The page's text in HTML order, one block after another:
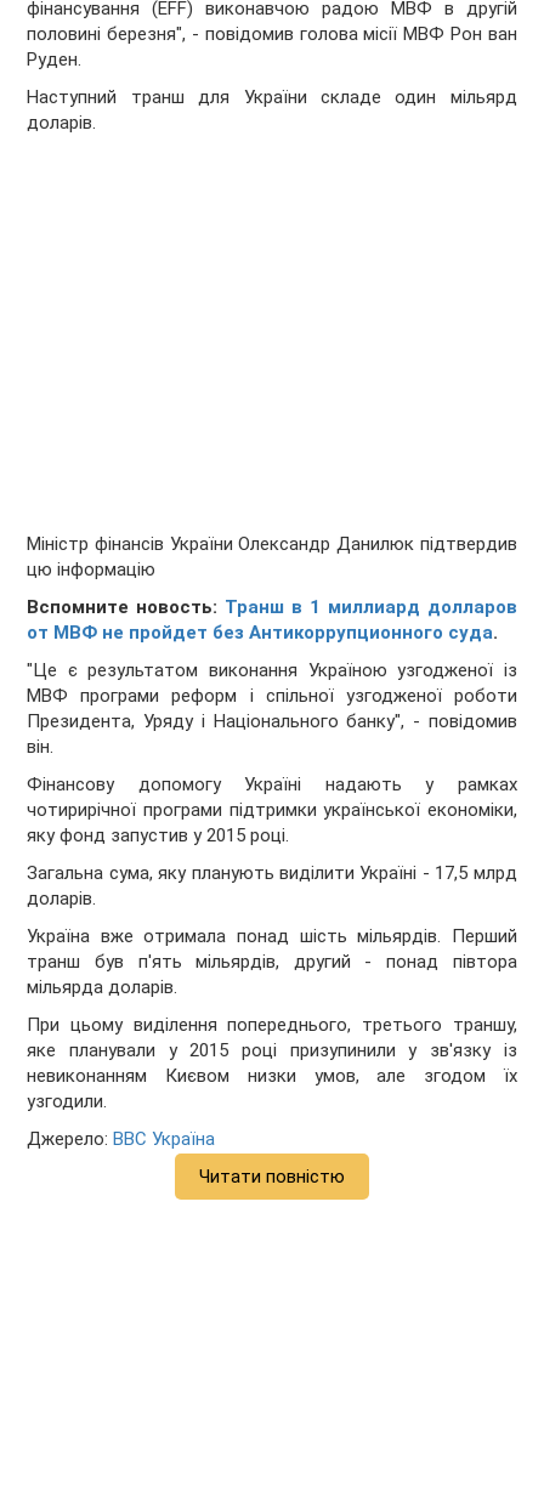
фінансування (EFF) виконавчою радою МВФ в другій
половині березня", - повідомив голова місії МВФ Рон ван
Руден.
Наступний транш для України складе один мільярд
доларів.
Міністр фінансів України Олександр Данилюк підтвердив
цю інформацію
Вспомните новость: Транш в 1 миллиард долларов
от МВФ не пройдет без Антикоррупционного суда.
"Це є результатом виконання Україною узгодженої із
МВФ програми реформ і спільної узгодженої роботи
Президента, Уряду і Національного банку", - повідомив
він.
Фінансову допомогу Україні надають у рамках
чотирирічної програми підтримки української економіки,
яку фонд запустив у 2015 році.
Загальна сума, яку планують виділити Україні - 17,5 млрд
доларів.
Україна вже отримала понад шість мільярдів. Перший
транш був п'ять мільярдів, другий - понад півтора
мільярда доларів.
При цьому виділення попереднього, третього траншу,
яке планували у 2015 році призупинили у зв'язку із
невиконанням Києвом низки умов, але згодом їх
узгодили.
Джерело:BBC Україна
Читати повністю